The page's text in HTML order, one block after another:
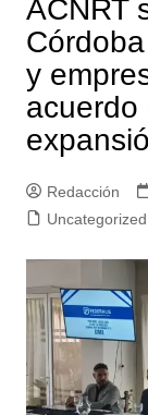
ACNRT
y
acuerdo
Redacción
Uncategorized